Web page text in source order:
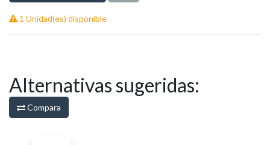
1 Unidad(es) disponible
Alternativas sugeridas:
Compara